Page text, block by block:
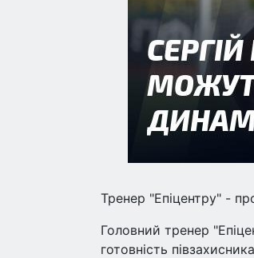
Тренер "Епіцентру" -
Головний тренер
готовність